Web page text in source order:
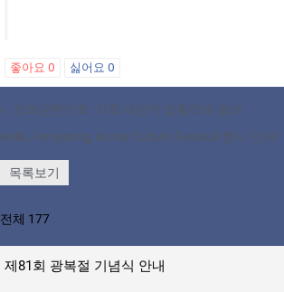
좋아요 0 싫어요 0
«
오레곤한인회 ‘가족 대잔치‘성황리에 열려
Hello, Annyeong, Korea Culture Festival 행사 안내!
목록보기
전체 177
제81회 광복절 기념식 안내